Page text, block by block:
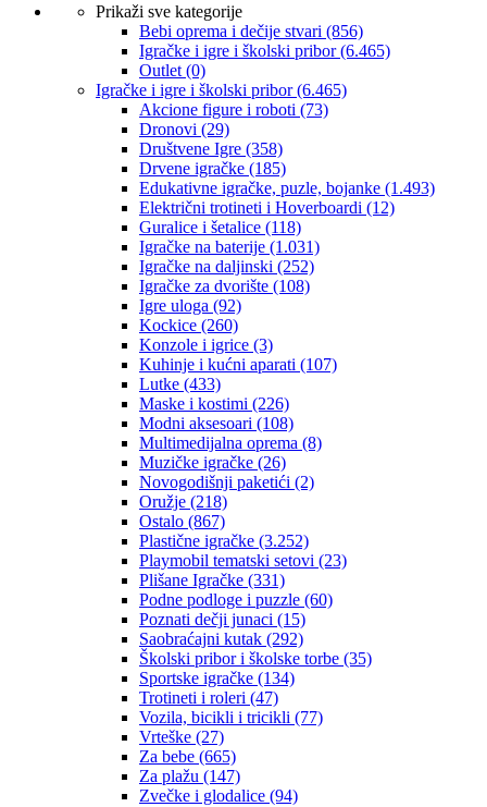
Prikaži sve kategorije
Bebi oprema i dečije stvari (856)
Igračke i igre i školski pribor(6.465)
Outlet (0)
Igračke i igre i školski pribor(6.465)
Akcione figure i roboti (73)
Dronovi (29)
Društvene Igre (358)
Drvene igračke (185)
Edukativne igračke, puzle, bojanke (1.493)
Električni trotineti i Hoverboardi (12)
Guralice i šetalice (118)
Igračke na baterije (1.031)
Igračke na daljinski (252)
‎Igračke za dvorište (108)
Igre uloga (92)
Kockice (260)
Konzole i igrice (3)
Kuhinje i kućni aparati (107)
Lutke (433)
Maske i kostimi (226)
Modni aksesoari (108)
Multimedijalna oprema (8)
Muzičke igračke (26)
Novogodišnji paketići (2)
Oružje (218)
Ostalo (867)
Plastične igračke (3.252)
Playmobil tematski setovi (23)
Plišane Igračke (331)
Podne podloge i puzzle (60)
Poznati dečji junaci (15)
Saobraćajni kutak (292)
Školski pribor i školske torbe (35)
Sportske igračke (134)
Trotineti i roleri (47)
Vozila, bicikli i tricikli (77)
Vrteške (27)
Za bebe (665)
Za plažu (147)
Zvečke i glodalice (94)